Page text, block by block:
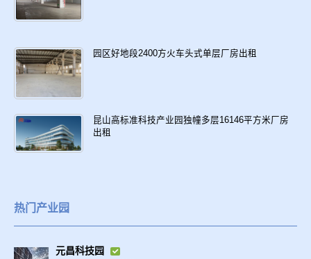
园区好地段2400方火车头式单层厂房出租
昆山高标准科技产业园独幢多层16146平方米厂房
出租
热门产业园
元昌科技园